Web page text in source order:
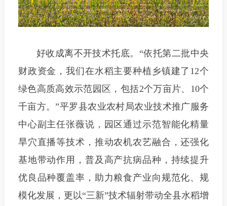
好收成离不开技术托底。“依托第二批中央
财政资金，我们在水稻主要种植乡镇建了12个
绿色高质高效示范园区，包括2个万亩片、10个
千亩方。”平罗县农业农村局农业技术推广服务
中心副主任张薇说，园区通过示范智能化精量
旱穴直播等技术，推动农机农艺融合，还强化
基地带动作用，普及高产抗病品种，持续提升
优良品种覆盖率，助力粮食产业向规范化、规
模化发展，更以“三新”技术辐射带动全县水稻增